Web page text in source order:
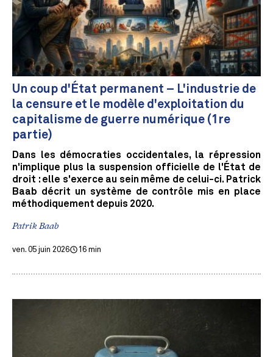
Un coup d'État permanent – L'industrie de
la censure et le modèle d'exploitation du
capitalisme de guerre numérique (1re
partie)
Dans les démocraties occidentales, la répression
n'implique plus la suspension officielle de l'État de
droit : elle s'exerce au sein même de celui-ci. Patrick
Baab décrit un système de contrôle mis en place
méthodiquement depuis 2020.
Patrik Baab
ven. 05 juin 2026 16 min